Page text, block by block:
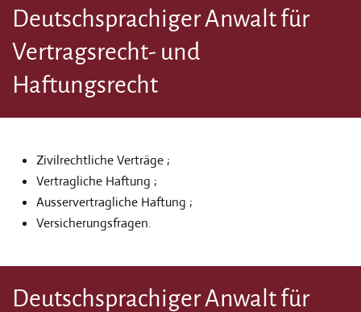
Deutschsprachiger Anwalt für
Vertragsrecht- und
Haftungsrecht
Zivilrechtliche Verträge ;
Vertragliche Haftung ;
Ausservertragliche Haftung ;
Versicherungsfragen.
Deutschsprachiger Anwalt für